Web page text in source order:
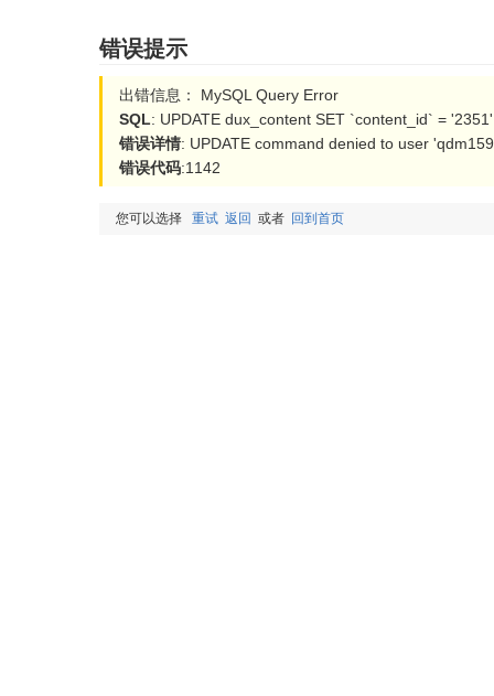
错误提示
出错信息： MySQL Query Error
SQL: UPDATE dux_content SET `content_id` =
错误详情: UPDATE command denied to user
错误代码:1142
您可以选择 重试 返回 或者 回到首页